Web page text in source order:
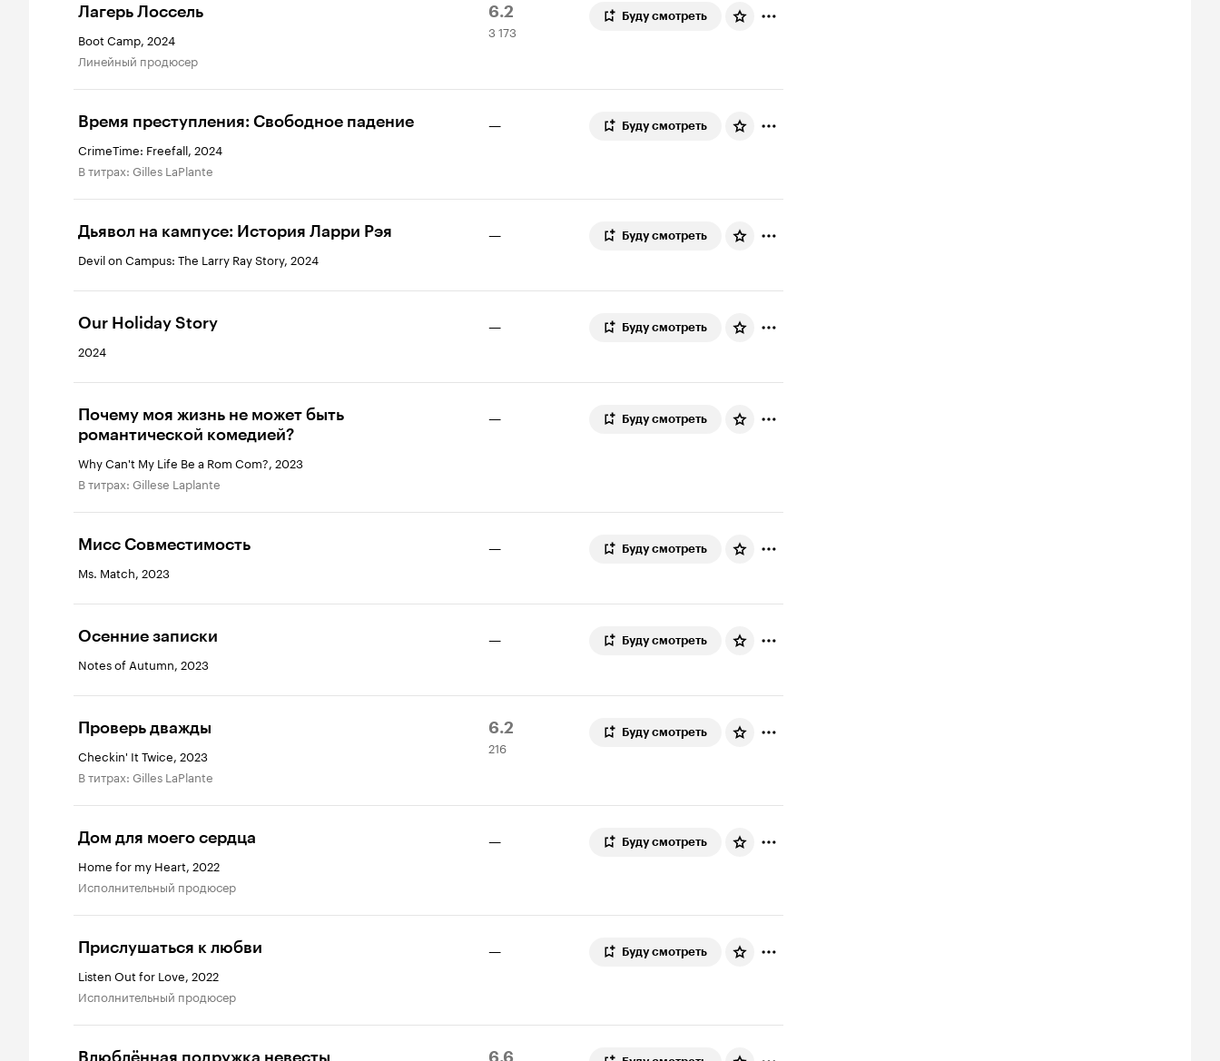
Лагерь Лоссель
Boot Camp, 2024
линейный продюсер
Рейтинг
Кинопоиска
6.2
3
173
3 173
Буду смотреть
Время преступления: Свободное падение
CrimeTime: Freefall, 2024
в титрах: Gilles LaPlante
— Буду смотреть
Дьявол на кампусе: История Ларри Рэя
Devil on Campus: The Larry Ray Story, 2024
— Буду смотреть
Our Holiday Story
2024
— Буду смотреть
Почему моя жизнь не может быть
романтической комедией?
Why Can't My Life Be a Rom Com?, 2023
в титрах: Gillese Laplante
— Буду смотреть
Мисс Совместимость
Ms. Match, 2023
— Буду смотреть
Осенние записки
Notes of Autumn, 2023
— Буду смотреть
Проверь дважды
Checkin' It Twice, 2023
в титрах: Gilles LaPlante
Рейтинг
Кинопоиска
6.2
216
оценок
216
Буду смотреть
Дом для моего сердца
Home for my Heart, 2022
исполнительный продюсер
— Буду смотреть
Прислушаться к любви
Listen Out for Love, 2022
исполнительный продюсер
— Буду смотреть